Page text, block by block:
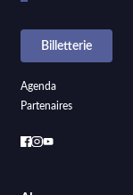
Billetterie
Agenda
Partenaires